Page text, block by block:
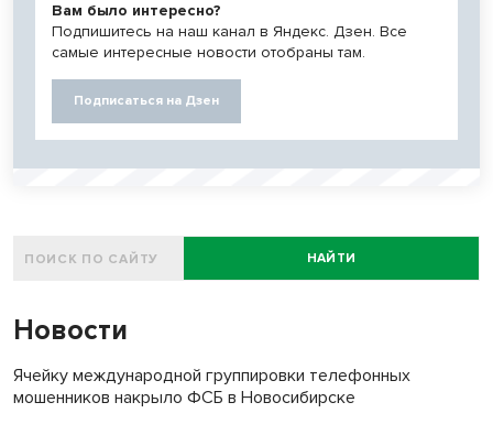
Вам было интересно?
Подпишитесь на наш канал в Яндекс. Дзен. Все
самые интересные новости отобраны там.
Подписаться на Дзен
НАЙТИ
Новости
Ячейку международной группировки телефонных
мошенников накрыло ФСБ в Новосибирске